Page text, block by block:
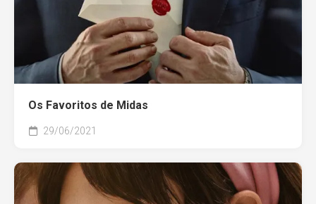
Os Favoritos de Midas
29/06/2021